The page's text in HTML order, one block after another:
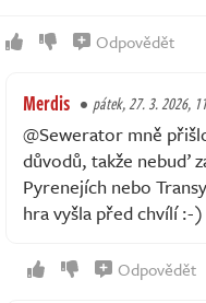
Odpovědět
Merdis pátek, 27. 3. 2026,
@Sewerator mně
důvodů, takže nebuď
Pyrenejích nebo
hra vyšla před chvílí :⁠-⁠)
Odpovědět